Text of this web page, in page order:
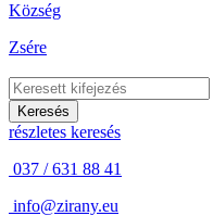
Község
Zsére
Keresés
részletes keresés
037 / 631 88 41
info@zirany.eu